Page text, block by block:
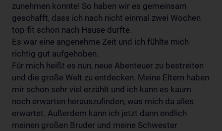
zunehmen konnte! So haben wir es gemeinsam
geschafft, dass ich nach nicht einmal zwei Wochen
top-fit schon nach Hause durfte.
Es war eine angenehme Zeit und ich fühlte mich
richtig gut aufgehoben.
Für mich heißt es nun, neue Abenteuer zu bestreiten
und die große Welt zu entdecken. Meine Eltern haben
mir schon sehr viel erzählt und ich kann es kaum
noch erwarten herauszufinden, was mich da alles
erwartet. Außerdem kann ich jetzt dann endlich
meinen großen Bruder und meine Schwester